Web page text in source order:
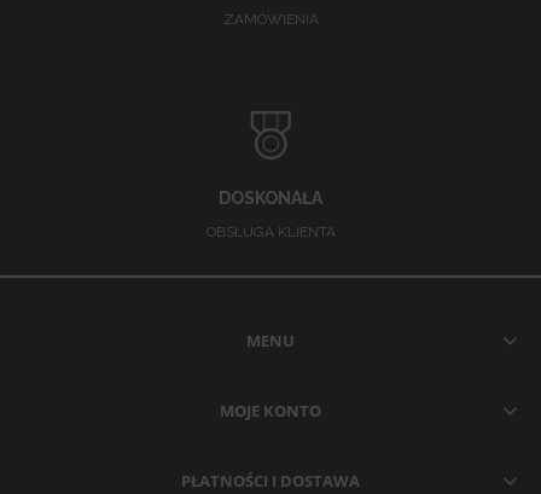
ZAMÓWIENIA
DOSKONAŁA
OBSŁUGA KLIENTA
MENU
MOJE KONTO
PŁATNOŚCI I DOSTAWA